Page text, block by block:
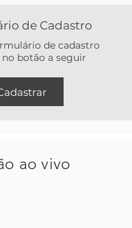
de Cadastro
de cadastro
botão a seguir
ao vivo